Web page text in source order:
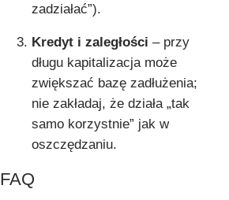
zadziałać”).
Kredyt i zaległości – przy
długu kapitalizacja może
zwiększać bazę zadłużenia;
nie zakładaj, że działa „tak
samo korzystnie” jak w
oszczędzaniu.
FAQ